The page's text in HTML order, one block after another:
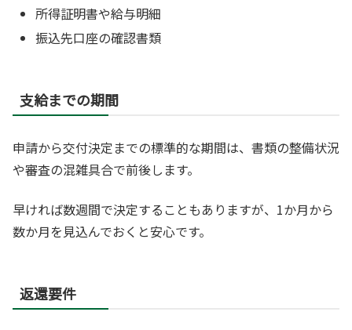
所得証明書や給与明細
振込先口座の確認書類
支給までの期間
申請から交付決定までの標準的な期間は、書類の整備状況
や審査の混雑具合で前後します。
早ければ数週間で決定することもありますが、1か月から
数か月を見込んでおくと安心です。
返還要件